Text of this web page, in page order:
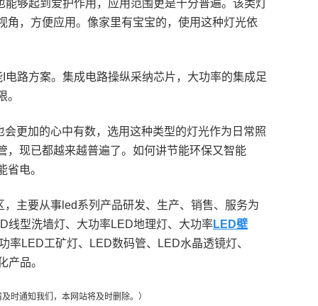
够起到爱护作用，应用范围更是十分普遍。该类灯
，方便应用。像家里有宝宝的，使用这种灯光依
路方案。集成电路操纵采纳芯片，大功率的集成足
更加的心中有数，选用这种类型的灯光作为日常照
现已都越来越普遍了。如何讲节能环保又智能
电。
主要从事led系列产品研发、生产、销售、服务为
线型洗墙灯、大功率LED地理灯、大功率LED壁
率LED工矿灯、LED数码管、LED水晶透镜灯、
产品。
时通知我们，本网站将及时删除。）